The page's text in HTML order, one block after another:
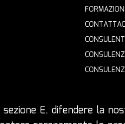
E, difendere la